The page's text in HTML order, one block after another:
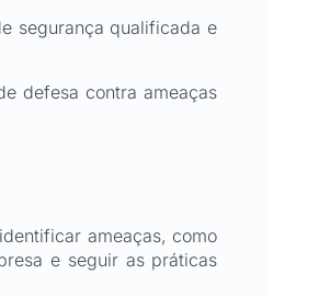
segurança qualificada e
defesa contra ameaças
ameaças, como
e seguir as práticas